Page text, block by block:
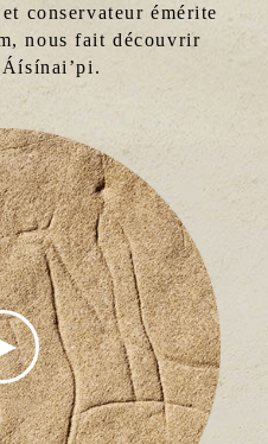
conservateur émérite
nous fait découvrir